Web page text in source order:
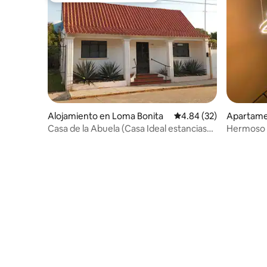
Alojamiento en Loma Bonita Calificación
4.84 (32)
Casa de la Abuela (Casa Ideal estancias
utista